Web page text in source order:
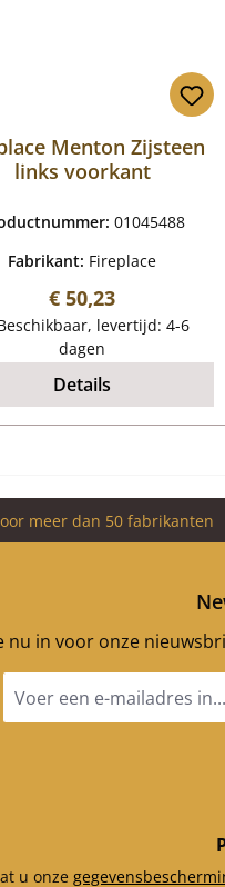
Menton Zijsteen
links voorkant
01045488
Fabrikant: Fireplace
Normale prijs:
€ 50,23
levertijd: 4-6
dagen
Details
meer dan 50 fabrikanten
nu in voor onze
mailadres
u onze